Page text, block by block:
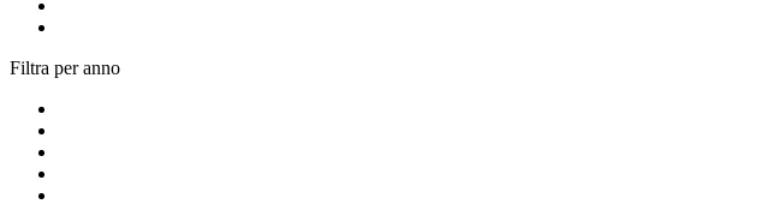
Filtra per anno